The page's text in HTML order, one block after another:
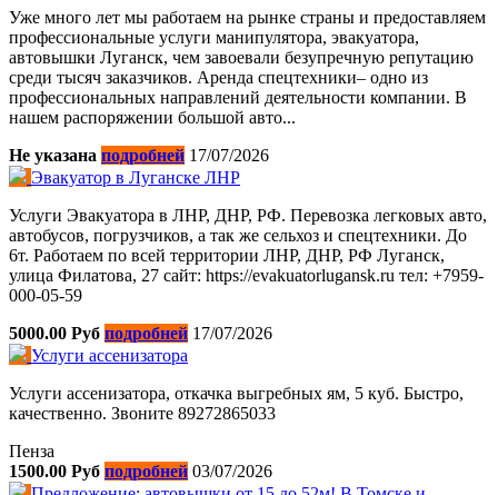
Уже много лет мы работаем на рынке страны и предоставляем
профессиональные услуги манипулятора, эвакуатора,
автовышки Луганск, чем завоевали безупречную репутацию
среди тысяч заказчиков. Аренда спецтехники– одно из
профессиональных направлений деятельности компании. В
нашем распоряжении большой авто...
Не указана подробней 17/07/2026
Эвакуатор в Луганске ЛНР
Услуги Эвакуатора в ЛНР, ДНР, РФ. Перевозка легковых авто,
автобусов, погрузчиков, а так же сельхоз и спецтехники. До
6т. Работаем по всей территории ЛНР, ДНР, РФ Луганск,
улица Филатова, 27 сайт: https://evakuatorlugansk.ru тел: +7959-
000-05-59
5000.00 Руб подробней 17/07/2026
Услуги ассенизатора
Услуги ассенизатора, откачка выгребных ям, 5 куб. Быстро,
качественно. Звоните 89272865033
Пенза
1500.00 Руб подробней 03/07/2026